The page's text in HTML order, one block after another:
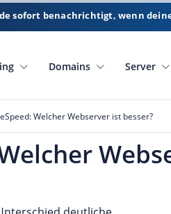
sofort benachrichtigt, wenn
Domains Server
Welcher Webserver ist besser?